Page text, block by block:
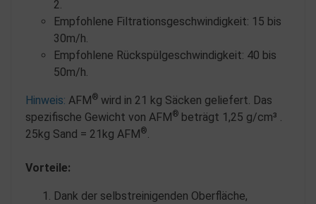
2.
Empfohlene Filtrationsgeschwindigkeit: 15 bis
30m/h.
Empfohlene Rückspülgeschwindigkeit: 40 bis
50m/h.
Hinweis: AFM® wird in 21 kg Säcken geliefert. Das
spezifische Gewicht von AFM® beträgt 1,25 g/cm³ .
25kg Sand = 21kg AFM®.
Vorteile:
Dank der selbstreinigenden Oberfläche,